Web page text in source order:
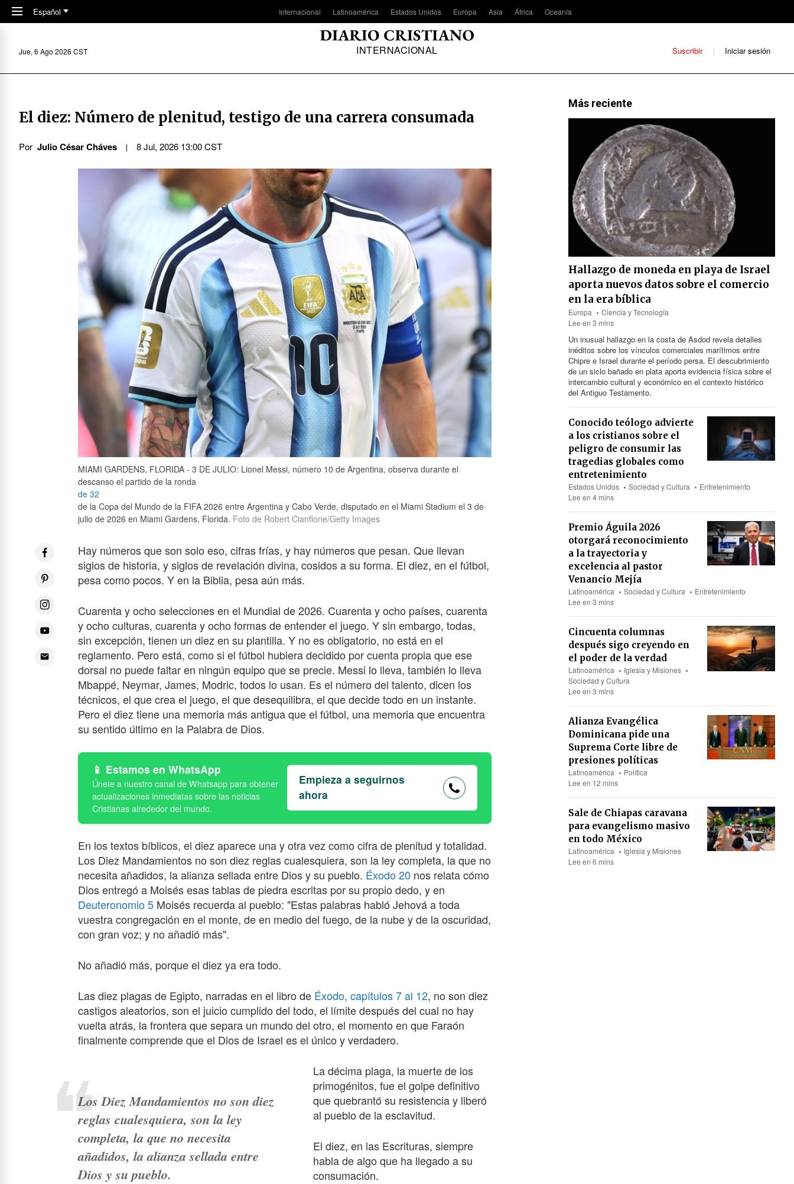
Skip to main content
Español Internacional Latinoamérica Estados Unidos Europa Asia África Oceanía
INTERNACIONAL
Jue, 6 Ago 2026 CST Suscribir Iniciar sesión
El diez: Número de plenitud, testigo de una carrera consumada
Por Julio César Cháves 8 Jul, 2026 13:00 CST
MIAMI GARDENS, FLORIDA - 3 DE JULIO: Lionel Messi, número 10 de Argentina, observa durante el
descanso el partido de la ronda
de 32
de la Copa del Mundo de la FIFA 2026 entre Argentina y Cabo Verde, disputado en el Miami Stadium el 3 de
julio de 2026 en Miami Gardens, Florida. Foto de Robert Cianflone/Getty Images
Hay números que son solo eso, cifras frías, y hay números que pesan. Que llevan
siglos de historia, y siglos de revelación divina, cosidos a su forma. El diez, en el fútbol,
pesa como pocos. Y en la Biblia, pesa aún más.
Cuarenta y ocho selecciones en el Mundial de 2026. Cuarenta y ocho países, cuarenta
y ocho culturas, cuarenta y ocho formas de entender el juego. Y sin embargo, todas,
sin excepción, tienen un diez en su plantilla. Y no es obligatorio, no está en el
reglamento. Pero está, como si el fútbol hubiera decidido por cuenta propia que ese
dorsal no puede faltar en ningún equipo que se precie. Messi lo lleva, también lo lleva
Mbappé, Neymar, James, Modric, todos lo usan. Es el número del talento, dicen los
técnicos, el que crea el juego, el que desequilibra, el que decide todo en un instante.
Pero el diez tiene una memoria más antigua que el fútbol, una memoria que encuentra
su sentido último en la Palabra de Dios.
Estamos en WhatsApp
Empieza a seguirnos
ahora
En los textos bíblicos, el diez aparece una y otra vez como cifra de plenitud y totalidad.
Los Diez Mandamientos no son diez reglas cualesquiera, son la ley completa, la que no
necesita añadidos, la alianza sellada entre Dios y su pueblo. Éxodo 20 nos relata cómo
Dios entregó a Moisés esas tablas de piedra escritas por su propio dedo, y en
Deuteronomio 5 Moisés recuerda al pueblo: "Estas palabras habló Jehová a toda
vuestra congregación en el monte, de en medio del fuego, de la nube y de la oscuridad,
con gran voz; y no añadió más".
No añadió más, porque el diez ya era todo.
Las diez plagas de Egipto, narradas en el libro de Éxodo, capítulos 7 al 12, no son diez
castigos aleatorios, son el juicio cumplido del todo, el límite después del cual no hay
vuelta atrás, la frontera que separa un mundo del otro, el momento en que Faraón
finalmente comprende que el Dios de Israel es el único y verdadero.
Los Diez Mandamientos no son diez
reglas cualesquiera, son la ley
completa, la que no necesita
añadidos, la alianza sellada entre
Dios y su pueblo.
La décima plaga, la muerte de los
primogénitos, fue el golpe definitivo
que quebrantó su resistencia y liberó
al pueblo de la esclavitud.
El diez, en las Escrituras, siempre
habla de algo que ha llegado a su
consumación.
Más reciente
Hallazgo de moneda en playa de Israel
aporta nuevos datos sobre el comercio
en la era bíblica
Europa
Ciencia y Tecnología
Lee en 3 mins
Un inusual hallazgo en la costa de Asdod revela detalles
inéditos sobre los vínculos comerciales marítimos entre
Chipre e Israel durante el período persa. El descubrimiento
de un siclo bañado en plata aporta evidencia física sobre el
intercambio cultural y económico en el contexto histórico
del Antiguo Testamento.
Conocido teólogo advierte
a los cristianos sobre el
peligro de consumir las
tragedias globales como
entretenimiento
Estados Unidos Sociedad y Cultura
Entretenimiento
Lee en 4 mins
Premio Águila 2026
otorgará reconocimiento
a la trayectoria y
excelencia al pastor
Venancio Mejía
Latinoamérica Sociedad y Cultura
Entretenimiento
Lee en 3 mins
Cincuenta columnas
después sigo creyendo en
el poder de la verdad
Latinoamérica
Iglesia y Misiones
Sociedad y Cultura
Lee en 3 mins
Alianza Evangélica
Dominicana pide una
Suprema Corte libre de
presiones políticas
Latinoamérica
Política
Lee en 12 mins
Sale de Chiapas caravana
para evangelismo masivo
en todo México
Latinoamérica
Iglesia y Misiones
Lee en 6 mins